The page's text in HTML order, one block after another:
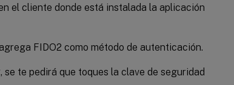
el cliente donde está instalada la aplicación
FIDO2 como método de autenticación.
te pedirá que toques la clave de seguridad